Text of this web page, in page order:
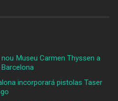
Museu Carmen Thyssen a
incorporará pistolas Taser